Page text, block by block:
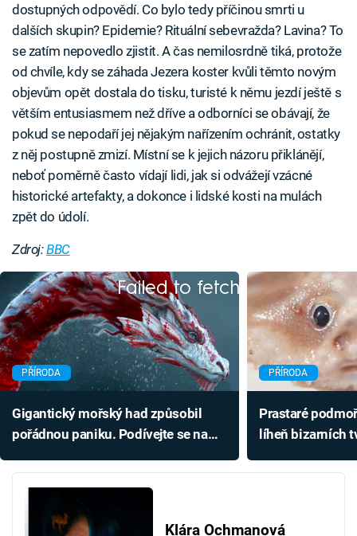
dostupných odpovědí. Co bylo tedy příčinou smrti u
dalších skupin? Epidemie? Rituální sebevražda? Lavina? To
se zatím nepovedlo zjistit. A čas nemilosrdně tiká, protože
od chvíle, kdy se záhada Jezera koster kvůli těmto novým
objevům opět dostala do tisku, turisté k němu jezdí ještě s
větším entusiasmem než dříve a odborníci se obávají, že
pokud se nepodaří jej nějakým nařízením ochránit, ostatky
z něj postupně zmizí. Místní se k jejich názoru přiklánějí,
neboť poměrně často vídají lidi, jak si odvážejí vzácné
historické artefakty, a dokonce i lidské kosti na mulách
zpět do údolí.
Zdroj:BBC
Failed to fetch
PŘÍRODA
Gigantický mořský had způsobil
pořádnou paniku. Podívejte se na
PŘÍRODA
Prastaré
líheň bizarních
Klára Ochmanová